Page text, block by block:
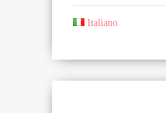
Italiano